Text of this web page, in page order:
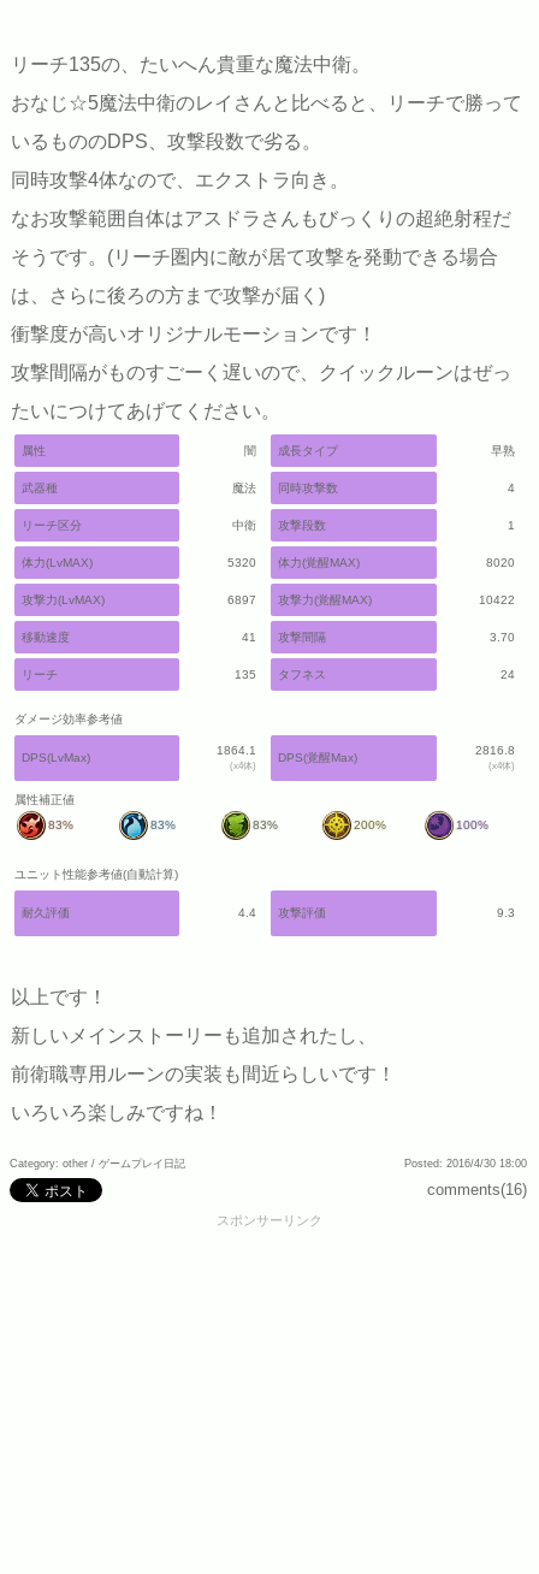
リーチ135の、たいへん貴重な魔法中衛。
おなじ☆5魔法中衛のレイさんと比べると、リーチで勝って
いるもののDPS、攻撃段数で劣る。
同時攻撃4体なので、エクストラ向き。
なお攻撃範囲自体はアスドラさんもびっくりの超絶射程だ
そうです。(リーチ圏内に敵が居て攻撃を発動できる場合
は、さらに後ろの方まで攻撃が届く)
衝撃度が高いオリジナルモーションです！
攻撃間隔がものすごーく遅いので、クイックルーンはぜっ
たいにつけてあげてください。
属性 闇 成長タイプ 早熟
武器種 魔法 同時攻撃数 4
リーチ区分 中衛 攻撃段数 1
体力(LvMAX) 5320 体力(覚醒MAX) 8020
攻撃力(LvMAX) 6897 攻撃力(覚醒MAX) 10422
移動速度 41 攻撃間隔 3.70
リーチ 135 タフネス 24
ダメージ効率参考値
DPS(LvMax)
1864.1
(x4体)
DPS(覚醒Max)
2816.8
(x4体)
属性補正値
83%
83% 83% 200% 100%
ユニット性能参考値(自動計算)
耐久評価 4.4 攻撃評価 9.3
以上です！
新しいメインストーリーも追加されたし、
前衛職専用ルーンの実装も間近らしいです！
いろいろ楽しみですね！
Category: other / ゲームプレイ日記 Posted: 2016/4/30 18:00
comments(16)
スポンサーリンク